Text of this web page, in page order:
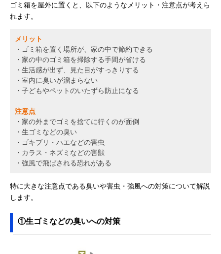
ゴミ箱を屋外に置くと、以下のようなメリット・注意点が考えら
れます。
メリット
・ゴミ箱を置く場所が、家の中で節約できる
・家の中のゴミ箱を掃除する手間が省ける
・生活感が出ず、見た目がすっきりする
・室内に臭いが溜まらない
・子どもやペットのいたずら防止になる
注意点
・家の外までゴミを捨てに行くのが面倒
・生ゴミなどの臭い
・ゴキブリ・ハエなどの害虫
・カラス・ネズミなどの害獣
・強風で飛ばされる恐れがある
特に大きな注意点である臭いや害虫・強風への対策について解説
します。
①生ゴミなどの臭いへの対策